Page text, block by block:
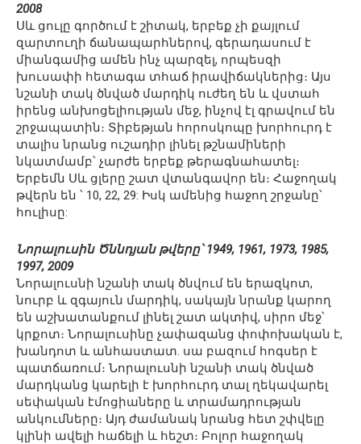
2008
Սև ցուլը գործում է շիտակ, երբեք չի քայլում
զարտուղի ճանապարհներով, գերադասում է
միանգամից ամեն ինչ պարզել, որպեսզի
խուսափի հետագա տհաճ իրավիճակներից։ Այս
նշանի տակ ծնված մարդիկ ուժեղ են և վստահ
իրենց անխոցելիության մեջ, ինչով էլ գրավում են
շրջապատին։ Տիբեթյան հորոսկոպը խորհուրդ է
տալիս նրանց ուշադիր լինել թշնամիների
նկատմամբ՝ չարժե երբեք թերագնահատել։
Երբեմն Սև ցլերը շատ վտանգավոր են։ Հաջողակ
թվերն են ՝ 10, 22, 29: Իսկ ամենից հաջող շրջանը՝
հուլիսը:
Նորալուսին Ծննդյան թվերը՝ 1949, 1961, 1973, 1985,
1997, 2009
Նորալուսնի նշանի տակ ծնվում են երազկոտ,
նուրբ և զգայուն մարդիկ, սակայն նրանք կարող
են աշխատանքում լինել շատ ակտիվ, սիրո մեջ՝
կրքոտ։ Նորալուսինը չափազանց փոփոխական է,
խանդոտ և անհաստատ. սա բազում հոգսեր է
պատճառում։ Նորալուսնի նշանի տակ ծնված
մարդկանց կարելի է խորհուրդ տալ ղեկավարել
սեփական էմոցիաները և տրամադրության
անկումները։ Այդ ժամանակ նրանց հետ շփվելը
կլինի ավելի հաճելի և հեշտ։ Բոլոր հաջողակ